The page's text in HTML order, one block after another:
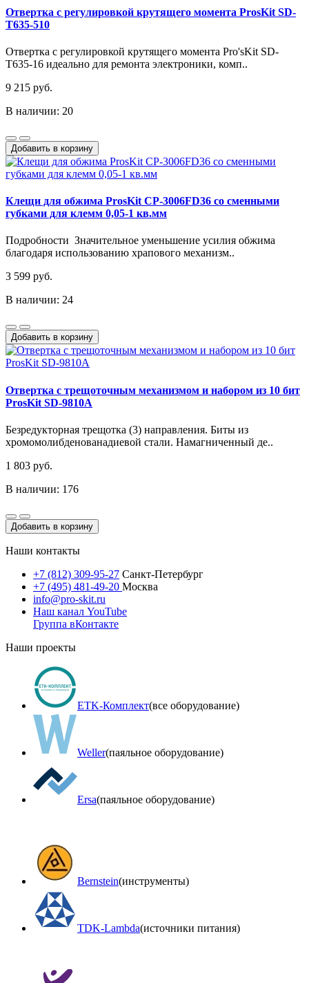
Отвертка с регулировкой крутящего момента ProsKit SD-
T635-510
Отвертка с регулировкой крутящего момента Pro'sKit SD-
T635-16 идеально для ремонта электроники, комп..
9 215 руб.
В наличии: 20
Добавить в корзину
Клещи для обжима ProsKit CP-3006FD36 со сменными
губками для клемм 0,05-1 кв.мм
Подробности Значительное уменьшение усилия обжима
благодаря использованию храпового механизм..
3 599 руб.
В наличии: 24
Добавить в корзину
Отвертка с трещоточным механизмом и набором из 10 бит
ProsKit SD-9810A
Безредукторная трещотка (3) направления. Биты из
хромомолибденованадиевой стали. Намагниченный де..
1 803 руб.
В наличии: 176
Добавить в корзину
Наши контакты
+7 (812) 309-95-27 Санкт-Петербург
+7 (495) 481-49-20 Москва
info@pro-skit.ru
Наш канал YouTube
Группа вКонтакте
Наши проекты
ETK-Комплект(все оборудование)
Weller(паяльное оборудование)
Ersa(паяльное оборудование)
Bernstein(инструменты)
TDK-Lambda(источники питания)